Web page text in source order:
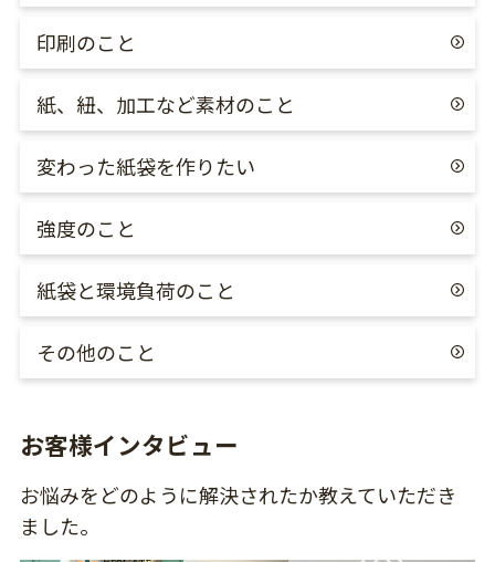
印刷のこと
紙、紐、加工など素材のこと
変わった紙袋を作りたい
強度のこと
紙袋と環境負荷のこと
その他のこと
お客様インタビュー
お悩みをどのように解決されたか教えていただき
ました。